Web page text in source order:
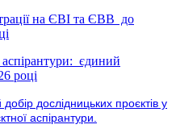
на ЄВІ та ЄВВ до
аспірантури: єдиний
році
дослідницьких проєктів у
аспірантури.